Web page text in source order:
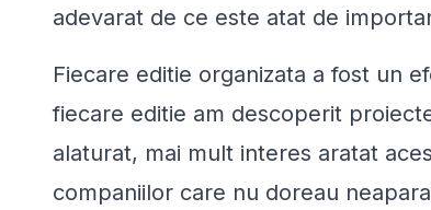
adevarat de ce este atat de
Fiecare editie organizata a fost un
fiecare editie am descoperit
alaturat, mai mult interes aratat
companiilor care nu doreau